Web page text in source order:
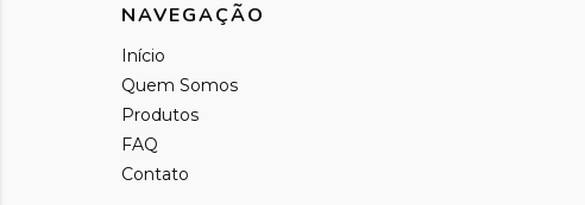
NAVEGAÇÃO
Início
Quem Somos
Produtos
FAQ
Contato